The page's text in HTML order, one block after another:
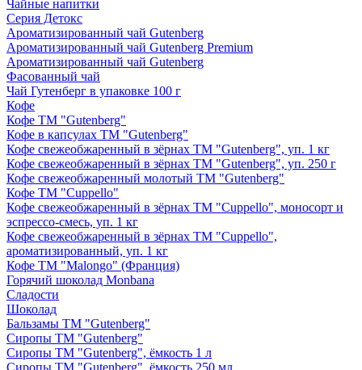
Чайные напитки
Серия Детокс
Ароматизированный чай Gutenberg
Ароматизированный чай Gutenberg Premium
Ароматизированный чай Gutenberg
Фасованный чай
Чай Гутенберг в упаковке 100 г
Кофе
Кофе ТМ "Gutenberg"
Кофе в капсулах ТМ "Gutenberg"
Кофе свежеобжаренный в зёрнах ТМ "Gutenberg", уп. 1 кг
Кофе свежеобжаренный в зёрнах ТМ "Gutenberg", уп. 250 г
Кофе свежеобжаренный молотый ТМ "Gutenberg"
Кофе ТМ "Cuppello"
Кофе свежеобжаренный в зёрнах ТМ "Cuppello", моносорт и
эспрессо-смесь, уп. 1 кг
Кофе свежеобжаренный в зёрнах ТМ "Cuppello",
ароматизированный, уп. 1 кг
Кофе ТМ "Malongo" (Франция)
Горячий шоколад Monbana
Сладости
Шоколад
Бальзамы ТМ "Gutenberg"
Сиропы ТМ "Gutenberg"
Сиропы ТМ "Gutenberg", ёмкость 1 л
Сиропы ТМ "Gutenberg", ёмкость 250 мл